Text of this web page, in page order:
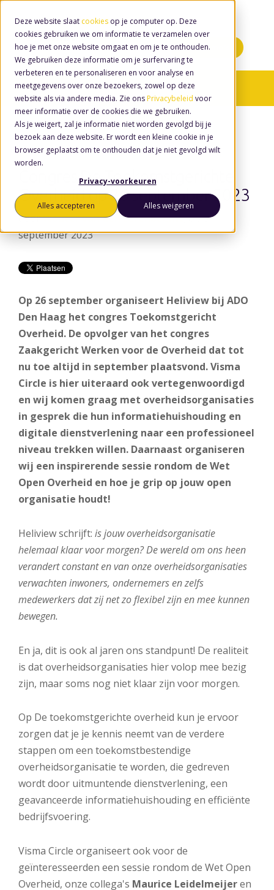
Deze website slaat cookies op je computer op. Deze
cookies gebruiken we om informatie te verzamelen over
hoe je met onze website omgaat en om je te onthouden.
We gebruiken deze informatie om je surfervaring te
verbeteren en te personaliseren en voor analyse en
meetgegevens over onze bezoekers, zowel op deze
website als via andere media. Zie ons Privacybeleid voor
meer informatie over de cookies die we gebruiken.
Als je weigert, zal je informatie niet worden gevolgd bij je
bezoek aan deze website. Er wordt een kleine cookie in je
browser geplaatst om te onthouden dat je niet gevolgd wilt
worden.
Privacy-voorkeuren
Alles accepteren Alles weigeren
Minidemo's
Nieuws
Congres De Toekomstgerichte
Overheid op 26 september 2023
doorWouter van den Eerenbeemt, op 6
september 2023
Op 26 september organiseert Heliview bij ADO
Den Haag het congres Toekomstgericht
Overheid. De opvolger van het congres
Zaakgericht Werken voor de Overheid dat tot
nu toe altijd in september plaatsvond. Visma
Circle is hier uiteraard ook vertegenwoordigd
en wij komen graag met overheidsorganisaties
in gesprek die hun informatiehuishouding en
digitale dienstverlening naar een professioneel
niveau trekken willen. Daarnaast organiseren
wij een inspirerende sessie rondom de Wet
Open Overheid en hoe je grip op jouw open
organisatie houdt!
Heliview schrijft: is jouw overheidsorganisatie
helemaal klaar voor morgen? De wereld om ons heen
verandert constant en van onze overheidsorganisaties
verwachten inwoners, ondernemers en zelfs
medewerkers dat zij net zo flexibel zijn en mee kunnen
bewegen.
En ja, dit is ook al jaren ons standpunt! De realiteit
is dat overheidsorganisaties hier volop mee bezig
zijn, maar soms nog niet klaar zijn voor morgen.
Op De toekomstgerichte overheid kun je ervoor
zorgen dat je je kennis neemt van de verdere
stappen om een toekomstbestendige
overheidsorganisatie te worden, die gedreven
wordt door uitmuntende dienstverlening, een
geavanceerde informatiehuishouding en efficiënte
bedrijfsvoering.
Visma Circle organiseert ook voor de
geïnteresseerden een sessie rondom de Wet Open
Overheid, onze collega's Maurice Leidelmeijeren